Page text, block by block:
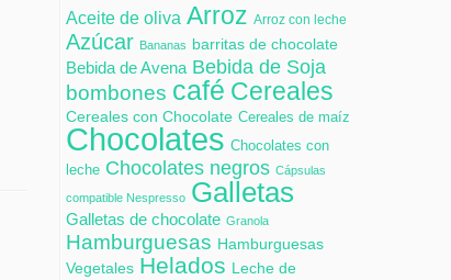
Aceite de oliva Arroz Arroz con leche
Azúcar Bananas barritas de chocolate
Bebida de Avena Bebida de Soja
bombones café Cereales
Cereales con Chocolate Cereales de maíz
Chocolates Chocolates con
leche Chocolates negros Cápsulas
compatible Nespresso Galletas
Galletas de chocolate Granola
Hamburguesas Hamburguesas
Vegetales Helados Leche de